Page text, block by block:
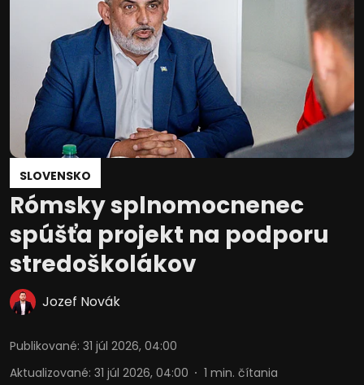
SLOVENSKO
Rómsky splnomocnenec
spúšťa projekt na podporu
stredoškolákov
Jozef Novák
Publikované: 31 júl 2026, 04:00
Aktualizované: 31 júl 2026, 04:00 1 min. čítania